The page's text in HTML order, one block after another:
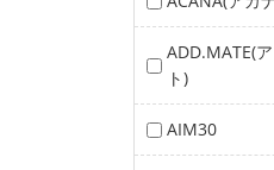
ADD.MATE(
ト)
AIM30